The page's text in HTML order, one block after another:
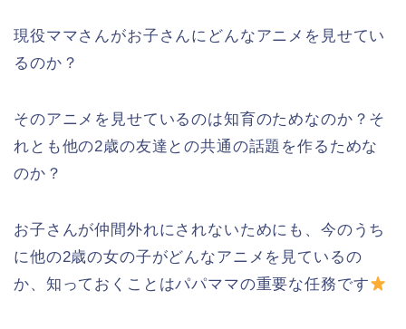
現役ママさんがお子さんにどんなアニメを見せてい
るのか？
そのアニメを見せているのは知育のためなのか？そ
れとも他の2歳の友達との共通の話題を作るためな
のか？
お子さんが仲間外れにされないためにも、今のうち
に他の2歳の女の子がどんなアニメを見ているの
か、知っておくことはパパママの重要な任務です